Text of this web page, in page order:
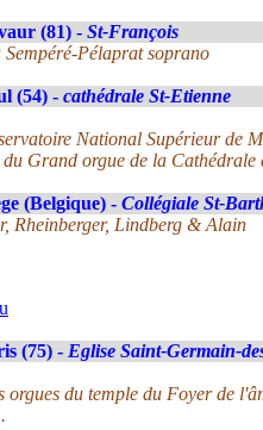
(81) - St-François
Pélaprat soprano
(54) - cathédrale St-Etienne
National Supérieur de
Grand orgue de la Cathédrale
(Belgique) - Collégiale St-
Rheinberger, Lindberg & Alain
(75) - Eglise Saint-Germain-
du temple du Foyer de